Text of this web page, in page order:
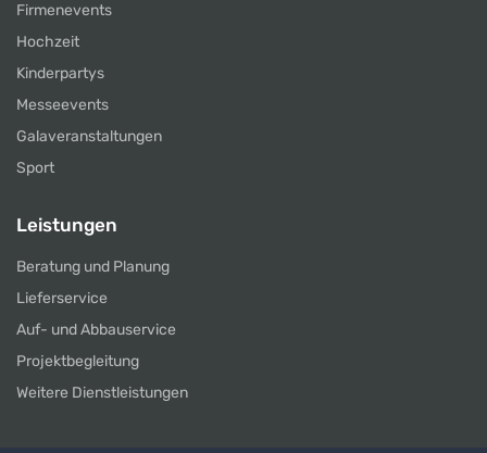
Firmenevents
Hochzeit
Kinderpartys
Messeevents
Galaveranstaltungen
Sport
Leistungen
Beratung und Planung
Lieferservice
Auf- und Abbauservice
Projektbegleitung
Weitere Dienstleistungen